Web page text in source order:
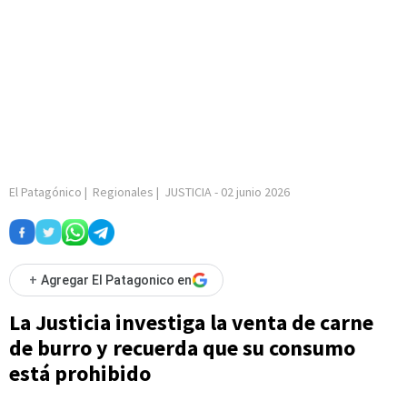
El Patagónico | Regionales | JUSTICIA- 02 junio 2026
+ Agregar El Patagonico en
La Justicia investiga la venta de carne
de burro y recuerda que su consumo
está prohibido